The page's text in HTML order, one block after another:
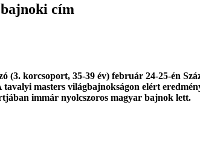
cím
(3. korcsoport, 35-39 év) február 24-25-én
masters világbajnokságon elért
immár nyolcszoros magyar bajnok lett.